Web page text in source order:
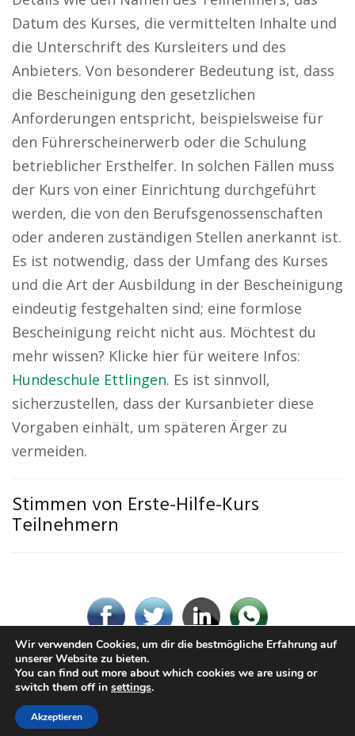
Datum des Kurses, die vermittelten Inhalte und
die Unterschrift des Kursleiters und des
Anbieters. Von besonderer Bedeutung ist, dass
die Bescheinigung den gesetzlichen
Anforderungen entspricht, beispielsweise für
den Führerscheinerwerb oder die Schulung
betrieblicher Ersthelfer. In solchen Fällen muss
der Kurs von einer Einrichtung durchgeführt
werden, die von den Berufsgenossenschaften
oder anderen zuständigen Stellen anerkannt ist.
Es ist notwendig, dass der Umfang des Kurses
und die Art der Ausbildung in der Bescheinigung
eindeutig festgehalten sind; eine formlose
Bescheinigung reicht nicht aus. Möchtest du
mehr wissen? Klicke hier für weitere Infos:
Hundeschule Ettlingen. Es ist sinnvoll,
sicherzustellen, dass der Kursanbieter diese
Vorgaben einhält, um späteren Ärger zu
vermeiden.
Stimmen von Erste-Hilfe-Kurs
Teilnehmern
© Erste-Hilfe-Kurs.rocks
Impressum / Datenschutz
Wir verwenden Cookies, um dir die bestmögliche Erfahrung auf
unserer Website zu bieten.
You can find out more about which cookies we are using or
switch them off in settings.
Akzeptieren